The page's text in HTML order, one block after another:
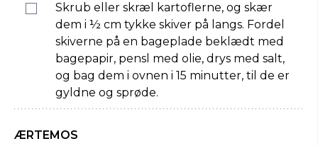
Skrub eller skræl kartoflerne, og skær
dem i ½ cm tykke skiver på langs. Fordel
skiverne på en bageplade beklædt med
bagepapir, pensl med olie, drys med salt,
og bag dem i ovnen i 15 minutter, til de er
gyldne og sprøde.
ÆRTEMOS